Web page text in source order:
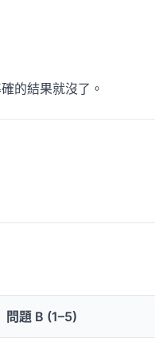
的結果就沒了。
問題 B (1–5)